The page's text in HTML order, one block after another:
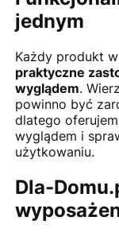
jednym
Każdy produkt
praktyczne
wyglądem.
powinno być
dlatego
wyglądem i
użytkowaniu.
Dla-